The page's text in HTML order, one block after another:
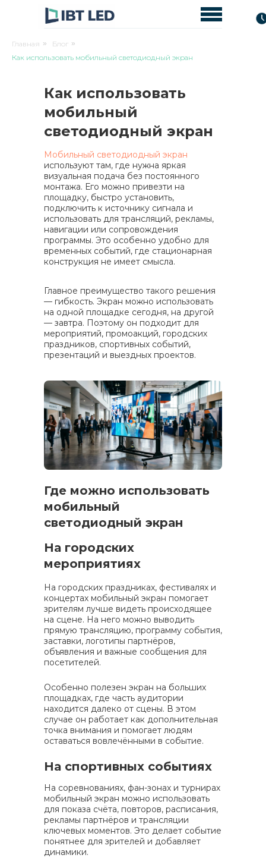
Главная » Блог »
Как использовать мобильный светодиодный экран
Мобильный светодиодный экран
используют там, где нужна яркая
визуальная подача без постоянного
монтажа. Его можно привезти на
площадку, быстро установить,
подключить к источнику сигнала и
использовать для трансляций, рекламы,
навигации или сопровождения
программы. Это особенно удобно для
временных событий, где стационарная
конструкция не имеет смысла.
Главное преимущество такого решения
— гибкость. Экран можно использовать
на одной площадке сегодня, на другой
— завтра. Поэтому он подходит для
мероприятий, промоакций, городских
праздников, спортивных событий,
презентаций и выездных проектов.
На городских праздниках, фестивалях и
концертах мобильный экран помогает
зрителям лучше видеть происходящее
на сцене. На него можно выводить
прямую трансляцию, программу события,
заставки, логотипы партнёров,
объявления и важные сообщения для
посетителей.
Особенно полезен экран на больших
площадках, где часть аудитории
находится далеко от сцены. В этом
случае он работает как дополнительная
точка внимания и помогает людям
оставаться вовлечёнными в событие.
На соревнованиях, фан-зонах и турнирах
мобильный экран можно использовать
для показа счёта, повторов, расписания,
рекламы партнёров и трансляции
ключевых моментов. Это делает событие
понятнее для зрителей и добавляет
динамики.
Как использовать
мобильный
светодиодный экран
Где можно использовать
мобильный
светодиодный экран
На городских
мероприятиях
На спортивных событиях